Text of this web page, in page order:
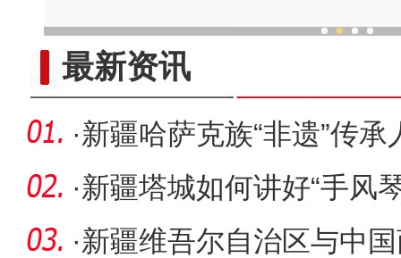
最新资讯
·新疆哈萨克族“非遗”传
“移
·新疆塔城如何讲好“手风
·新疆维吾尔自治区与中